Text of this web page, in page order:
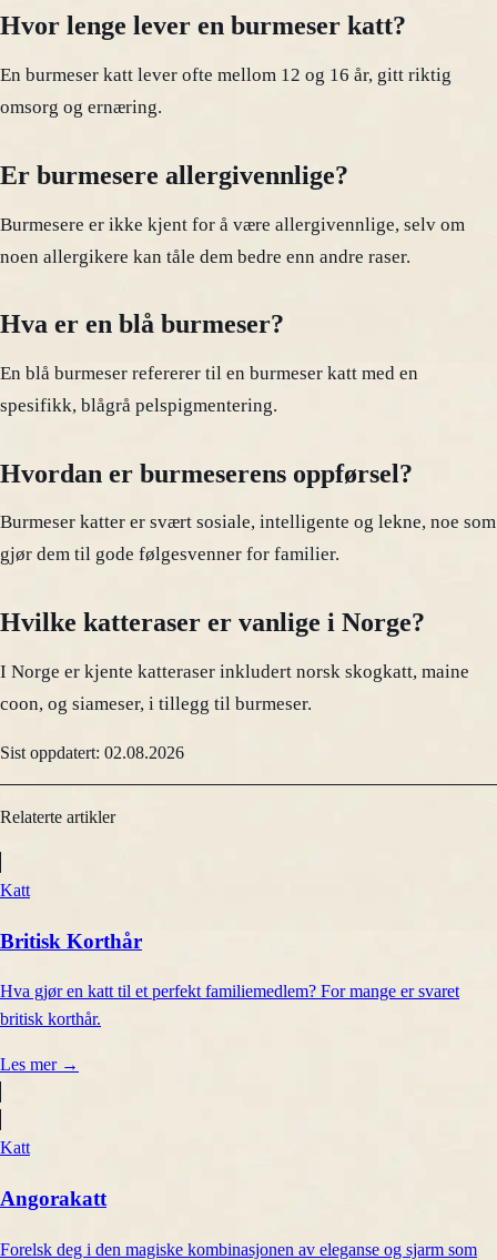
Hvor lenge lever en burmeser katt?
En burmeser katt lever ofte mellom 12 og 16 år, gitt riktig
omsorg og ernæring.
Er burmesere allergivennlige?
Burmesere er ikke kjent for å være allergivennlige, selv om
noen allergikere kan tåle dem bedre enn andre raser.
Hva er en blå burmeser?
En blå burmeser refererer til en burmeser katt med en
spesifikk, blågrå pelspigmentering.
Hvordan er burmeserens oppførsel?
Burmeser katter er svært sosiale, intelligente og lekne, noe som
gjør dem til gode følgesvenner for familier.
Hvilke katteraser er vanlige i Norge?
I Norge er kjente katteraser inkludert norsk skogkatt, maine
coon, og siameser, i tillegg til burmeser.
Sist oppdatert: 02.08.2026
Relaterte artikler
Katt
Britisk Korthår
Hva gjør en katt til et perfekt familiemedlem? For mange er svaret
britisk korthår.
Les mer →
Katt
Angorakatt
Forelsk deg i den magiske kombinasjonen av eleganse og sjarm som